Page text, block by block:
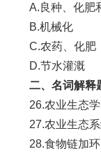
A.良种、化肥
B.机械化
C.农药、化肥
D.节水灌溉
二、名词解释
26.农业生态学
27.农业生态
28.食物链加环